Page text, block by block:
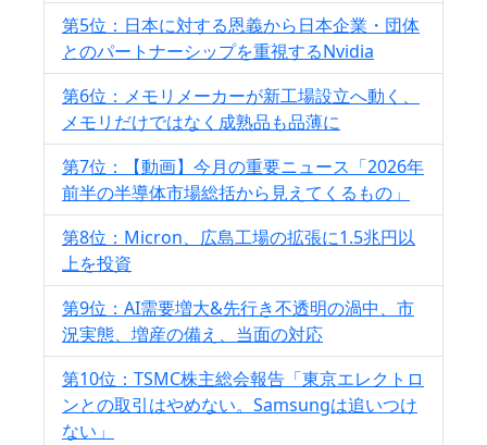
第5位：日本に対する恩義から日本企業・団体
とのパートナーシップを重視するNvidia
第6位：メモリメーカーが新工場設立へ動く、
メモリだけではなく成熟品も品薄に
第7位：【動画】今月の重要ニュース「2026年
前半の半導体市場総括から見えてくるもの」
第8位：Micron、広島工場の拡張に1.5兆円以
上を投資
第9位：AI需要増大&先行き不透明の渦中、市
況実態、増産の備え、当面の対応
第10位：TSMC株主総会報告「東京エレクトロ
ンとの取引はやめない。Samsungは追いつけ
ない」